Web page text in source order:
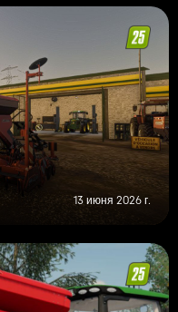
13 июня 2026 г.